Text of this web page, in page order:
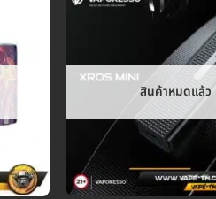
สินค้าหมดแล้ว